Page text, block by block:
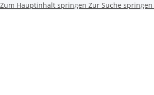
Zum Hauptinhalt springen Zur Suche springen